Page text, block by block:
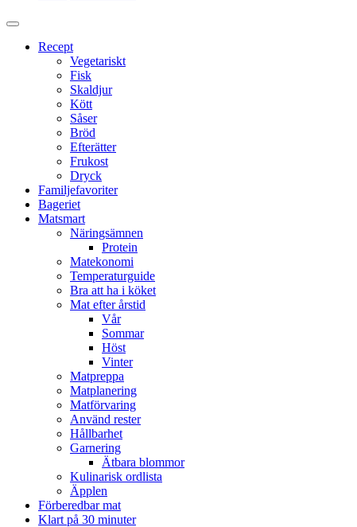
Slå
sökfältRecept
Vegetariskt
Fisk
Skaldjur
Kött
Såser
Bröd
Efterätter
Frukost
Dryck
Familjefavoriter
Bageriet
Matsmart
Näringsämnen
Protein
Matekonomi
Temperaturguide
Bra att ha i köket
Mat efter årstid
Vår
Sommar
Höst
Vinter
Matpreppa
Matplanering
Matförvaring
Använd rester
Hållbarhet
Garnering
Ätbara blommor
Kulinarisk ordlista
Äpplen
Förberedbar mat
Klart på 30 minuter